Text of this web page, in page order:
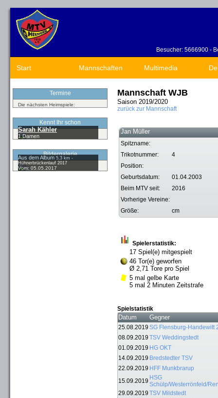
Besucher: 5666900 -
Start Mannschaften Multimedia
Termine
Die nächsten Heimspiele:
Kennt Ihr schon
Sarah Kähler
1.Damen
Bildergalerie
Aus dem Album5,3 km -
Hühnerbrückenlauf 2017
Vom: 05.05.2017
Mannschaft WJB
Saison 2019/2020
zurück zur Mannschaft
Jan Müller
Spitzname:
Trikotnummer:
4
Position:
Geburtsdatum:
01.04.2003
Beim MTV seit:
2016
Vorherige Vereine:
Größe:
cm
Spielerstatistik:
17 Spiel(e) mitgespielt
46 Tor(e) geworfen
Ø 2,71 Tore pro Spiel
5 mal gelbe Karte
5 mal 2 Minuten Zeitstrafe
Spielstatistik
Datum Gegner
25.08.2019SG Flensburg-Handewitt
08.09.2019TSV Weddingstedt
01.09.2019 HG OKT
14.09.2019 Bredstedter TSV
22.09.2019 HFF Munkbrarup
15.09.2019 HSG
Schülp/Westerrönfeld/
29.09.2019 TSV Mildstedt